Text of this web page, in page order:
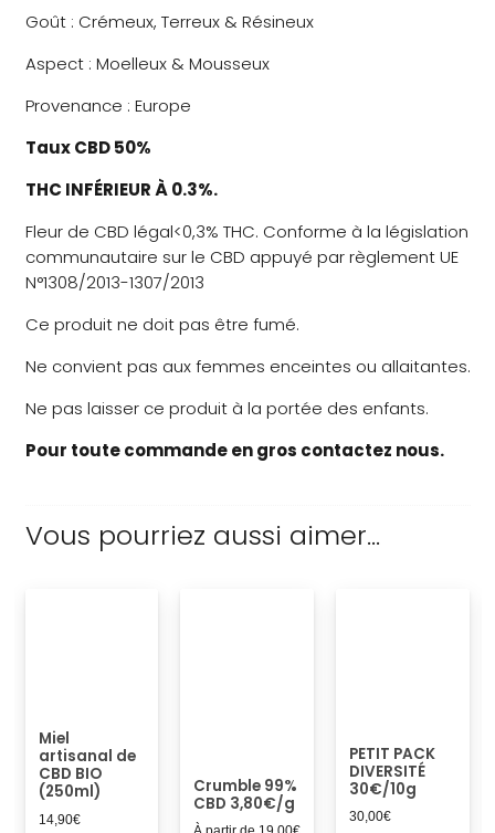
Goût : Crémeux, Terreux & Résineux
Aspect : Moelleux & Mousseux
Provenance : Europe
Taux CBD 50%
THC INFÉRIEUR À 0.3%.
Fleur de CBD légal<0,3% THC. Conforme à la législation
communautaire sur le CBD appuyé par règlement UE
N°1308/2013-1307/2013
Ce produit ne doit pas être fumé.
Ne convient pas aux femmes enceintes ou allaitantes.
Ne pas laisser ce produit à la portée des enfants.
Pour toute commande en gros contactez nous.
Vous pourriez aussi aimer…
Miel
artisanal de
CBD BIO
(250ml)
14,90€
Crumble 99%
CBD 3,80€/g
PETIT PACK
DIVERSITÉ
30€/10g
30,00€